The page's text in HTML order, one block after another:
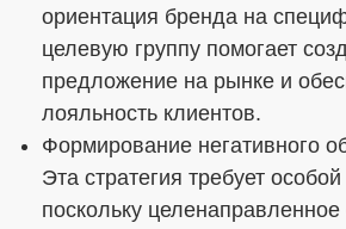
ориентация бренда на
целевую группу помогает
предложение на рынке и
лояльность клиентов.
Формирование негативного
Эта стратегия требует
поскольку